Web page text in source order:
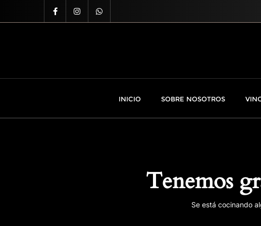
INICIO SOBRE NOSOTROS
Tenemos
Se está cocinando